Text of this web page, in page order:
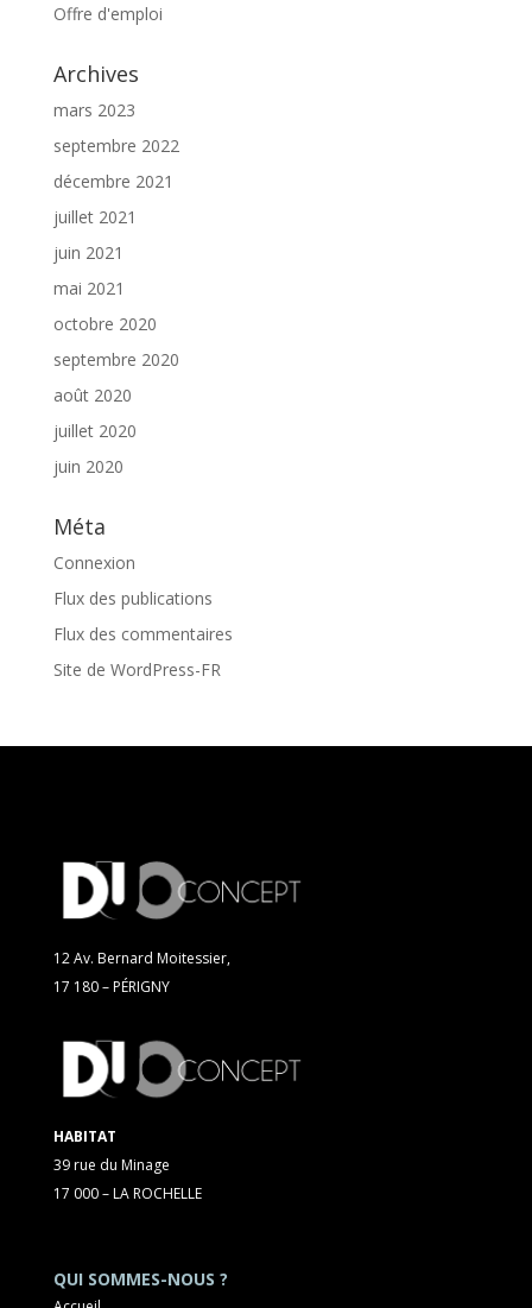
Offre d'emploi
Archives
mars 2023
septembre 2022
décembre 2021
juillet 2021
juin 2021
mai 2021
octobre 2020
septembre 2020
août 2020
juillet 2020
juin 2020
Méta
Connexion
Flux des publications
Flux des commentaires
Site de WordPress-FR
12 Av. Bernard Moitessier,
17 180 – PÉRIGNY
HABITAT
39 rue du Minage
17 000 – LA ROCHELLE
QUI SOMMES-NOUS ?